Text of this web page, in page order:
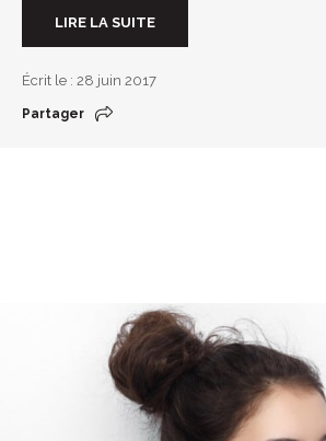
LIRE LA SUITE
Écrit le : 28 juin 2017
Partager